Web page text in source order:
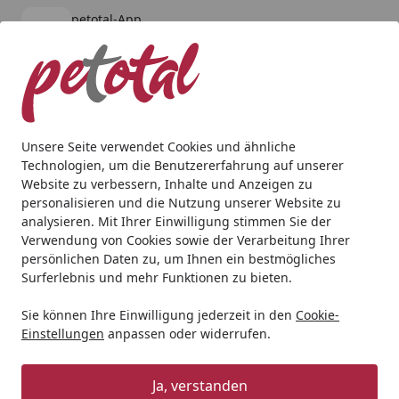
Unsere Seite verwendet Cookies und ähnliche
Technologien, um die Benutzererfahrung auf unserer
Website zu verbessern, Inhalte und Anzeigen zu
personalisieren und die Nutzung unserer Website zu
analysieren. Mit Ihrer Einwilligung stimmen Sie der
Verwendung von Cookies sowie der Verarbeitung Ihrer
persönlichen Daten zu, um Ihnen ein bestmögliches
Surferlebnis und mehr Funktionen zu bieten.
Sie können Ihre Einwilligung jederzeit in den Cookie-
Einstellungen anpassen oder widerrufen.
Ja, verstanden
petotal-App
kostenlos - Im App Store
Alle Produkte
Mein Konto
Suchen
Startseite
Hund Hundespielzeug Corwex C-Play Ring 15cm, grau
Corwex C-Play Ring 15cm, grau